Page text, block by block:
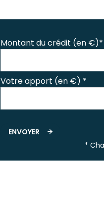
Montant du crédit (en €)*
Votre apport (en €) *
ENVOYER
*